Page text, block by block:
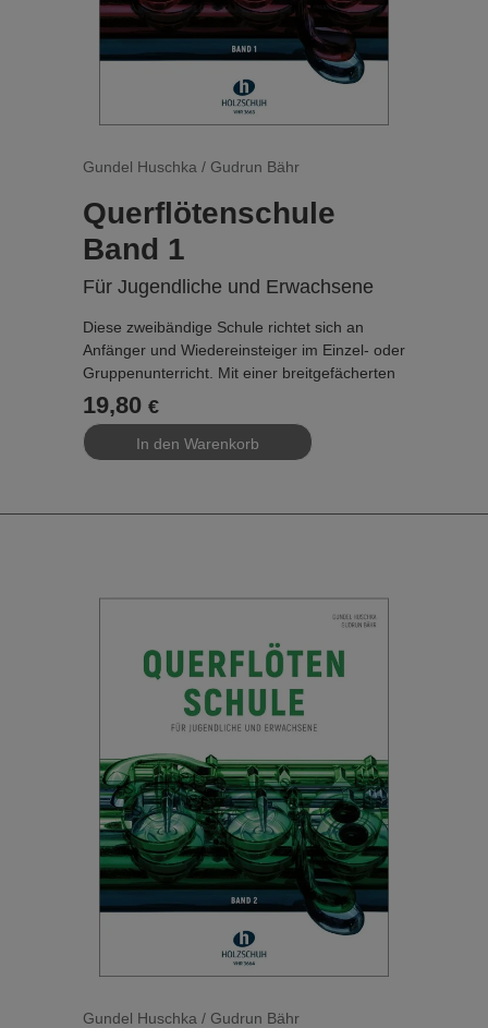
chromatischen Tonleiter sowie der
enharmonischen Verwechslung. Der Schüler
lernt alle Tonnamen kennen und kann sie
sicher unterscheiden. Mit dem Abschluss von
Band 3 hat sich der Schüler alles erarbeitet,
Flötenspiel benötigt.
...
Gundel Huschka / Gudrun Bähr
Querflötenschule
Band 1
Für Jugendliche und Erwachsene
Diese zweibändige Schule richtet sich an
Anfänger und Wiedereinsteiger im Einzel- oder
Gruppenunterricht. Mit einer breitgefächerten
Literaturauswahl von der Renaissance über
südamerikanische Folklore bis hin zu
Improvisationen mit neuen Spieltechniken
führen die erfahrenen Autorinnen in gut
Flötentechnik. Wie ein roter Faden zieht sich
bilden Übetipps, Körper- und Atemübungen,
Hintergrundinformationen oder Anekdoten
einen „grünen Faden“. Die durchgehende
Zweistimmigkeit in beiden Bänden weckt
Musizierfreude, vermittelt Klangideale und
zeigt musikalische Ausdrucksmöglichkeiten,
ebnen....
19,80 €
Gundel Huschka / Gudrun Bähr